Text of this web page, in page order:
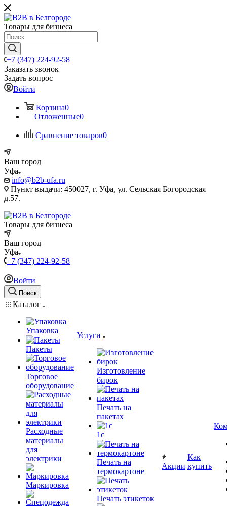
Товары для бизнеса
+7 (347) 224-92-58
Заказать звонок
Задать вопрос
Войти
Корзина0
Отложенные0
Сравнение товаров0
Ваш город
Уфа
info@b2b-ufa.ru
Пункт выдачи: 450027, г. Уфа, ул. Сельская Богородская
д.57.
Товары для бизнеса
Ваш город
Уфа
+7 (347) 224-92-58
Войти
Поиск
Каталог
Упаковка
Пакеты
Торговое
оборудование
Расходные
материалы
для
электрики
Маркировка
Услуги
Изготовление
бирок
Печать на
пакетах
1c
Печать на
термокартоне
Печать этикеток
Акции
Как
купить